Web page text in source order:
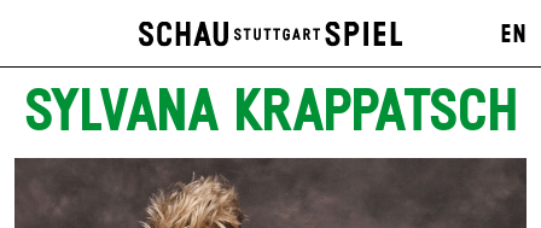
EN
SYLVANA KRAPPATSCH